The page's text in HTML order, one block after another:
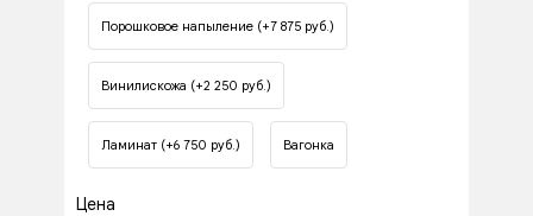
Порошковое напыление (+7 875 руб.)
Винилискожа (+2 250 руб.)
Ламинат (+6 750 руб.) Вагонка
Цена